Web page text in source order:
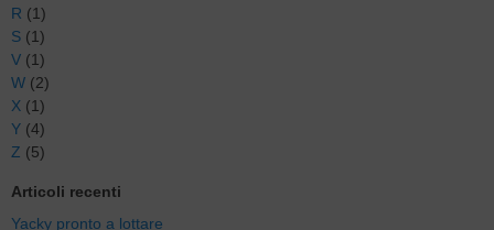
R (1)
S (1)
V (1)
W (2)
X (1)
Y (4)
Z (5)
Articoli recenti
Yacky pronto a lottare